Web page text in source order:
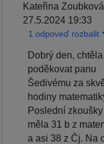
Kateřina
27.5.2024 19:33
1 odpoveď rozbalit
Dobrý den,
poděkovat panu
Šedivému za
hodiny
Poslední
měla 31 b z
a asi 38 z Čj. Na